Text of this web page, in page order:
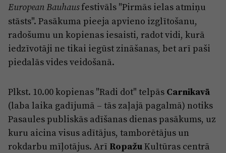
European Bauhausfestivāls "Pirmās ielas atmiņu
stāsts". Pasākuma pieeja apvieno izglītošanu,
radošumu un kopienas iesaisti, radot vidi, kurā
iedzīvotāji ne tikai iegūst zināšanas, bet arī paši
piedalās vides veidošanā.
Plkst. 10.00 kopienas "Radi dot" telpās Carnikavā
(laba laika gadījumā – tās zaļajā pagalmā) notiks
Pasaules publiskās adīšanas dienas pasākums, uz
kuru aicina visus adītājus, tamborētājus un
rokdarbu mīļotājus. Arī RopažuKultūras centrā